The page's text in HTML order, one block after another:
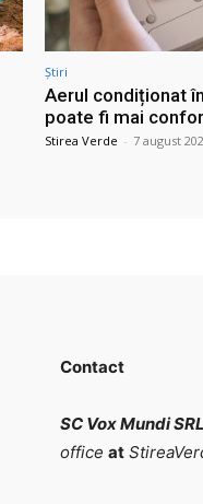
Știri
Aerul condiționat
poate fi mai
Stirea Verde - 7 august
Contact
SC Vox Mundi SRL
office at